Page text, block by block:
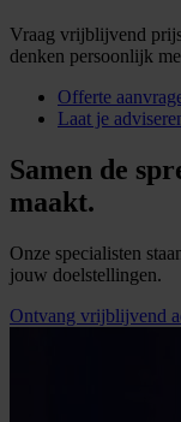
Vraag vrijblijvend
denken persoonlijk
Offerte
Laat je
Samen de
maakt.
Onze specialisten
jouw doelstellingen.
Ontvang vrijblijvend